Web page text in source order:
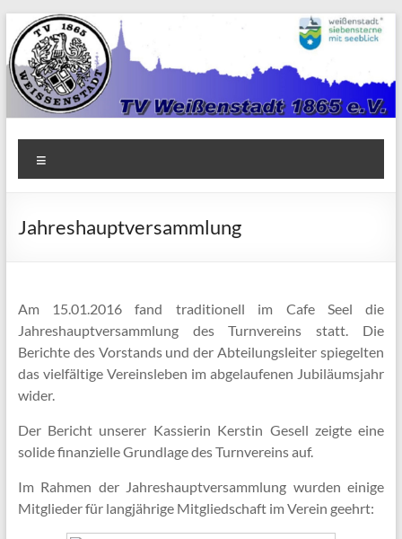
Zum
Inhalt
springen
TV
1865
Weißenstadt
Jahreshauptversammlung
Am 15.01.2016 fand traditionell im Cafe Seel die
Jahreshauptversammlung des Turnvereins statt. Die
Berichte des Vorstands und der Abteilungsleiter spiegelten
das vielfältige Vereinsleben im abgelaufenen Jubiläumsjahr
wider.
Der Bericht unserer Kassierin Kerstin Gesell zeigte eine
solide finanzielle Grundlage des Turnvereins auf.
Im Rahmen der Jahreshauptversammlung wurden einige
Mitglieder für langjährige Mitgliedschaft im Verein geehrt: